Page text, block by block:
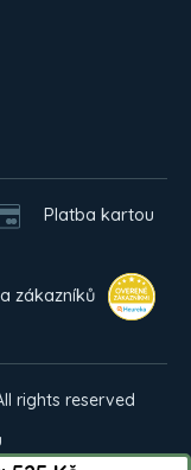
Platba kartou
zákazníků
rights reserved